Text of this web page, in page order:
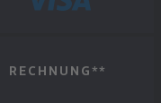
RECHNUNG**